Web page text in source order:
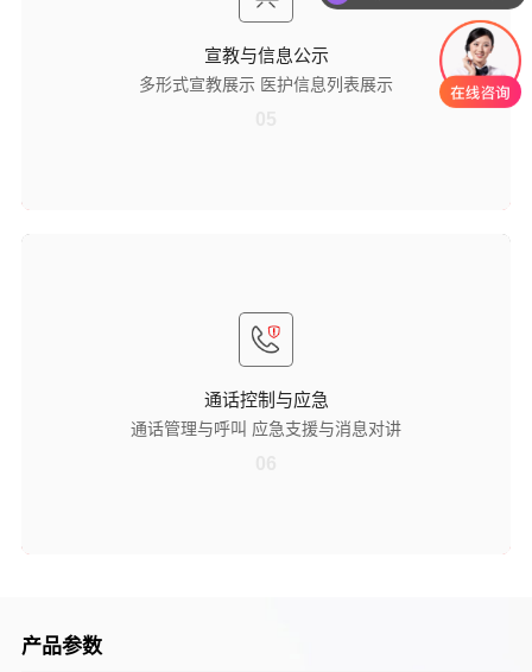
宣教与信息公示
多形式宣教展示 医护信息列表展示
容呈现方式，降低患者及家属理解难度，助力健康知识高效传递。
兼容横屏和竖屏两种显示模式，支持医护与患者 1 对 1、1 对多两种交互
模式，可根据安装环境、使用场景灵活切换，适配多样化需求。
通话控制与应急
通话管理与呼叫 应急支援与消息对讲
支持指定位置呼叫、拨号呼叫，可手动控制通话音量，同时能对通话进
行计时和录音，便于把控通话质量、留存沟通记录，为后续追溯提供依
应急支援与消息对讲
设有一键请求支援功能，紧急情况下医护人员可快速发起支援呼叫；同
产品参数